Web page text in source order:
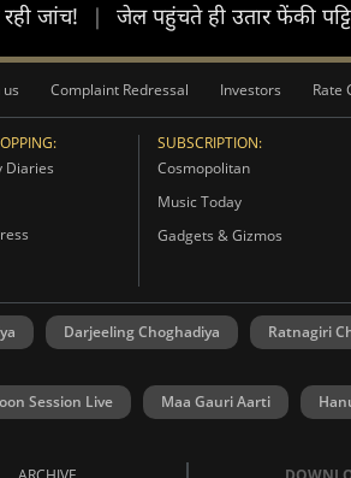
जांच!
| जेल पहुंचते ही उतार फेंकी
Complaint Redressal Investors Rate
Diaries
SUBSCRIPTION:
Cosmopolitan
Music Today
Gadgets & Gizmos
Darjeeling Choghadiya Ratnagiri
Session Live Maa Gauri Aarti